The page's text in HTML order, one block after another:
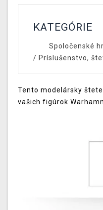
KATEGÓRIE
Spoločenské
/ Príslušenstvo,
Tento modelársky
vašich figúrok